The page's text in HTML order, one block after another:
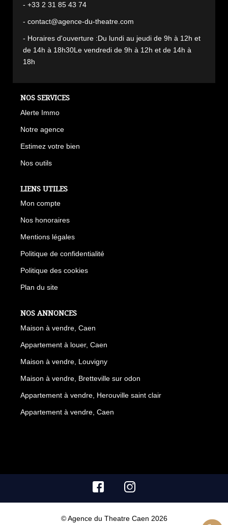
- +33 2 31 85 43 74
- contact@agence-du-theatre.com
- Horaires d'ouverture :Du lundi au jeudi de 9h à 12h et
de 14h à 18h30Le vendredi de 9h à 12h et de 14h à
18h
NOS SERVICES
Alerte Immo
Notre agence
Estimez votre bien
Nos outils
LIENS UTILES
Mon compte
Nos honoraires
Mentions légales
Politique de confidentialité
Politique des cookies
Plan du site
NOS ANNONCES
Maison à vendre, Caen
Appartement à louer, Caen
Maison à vendre, Louvigny
Maison à vendre, Bretteville sur odon
Appartement à vendre, Herouville saint clair
Appartement à vendre, Caen
© Agence du Theatre Caen 2026